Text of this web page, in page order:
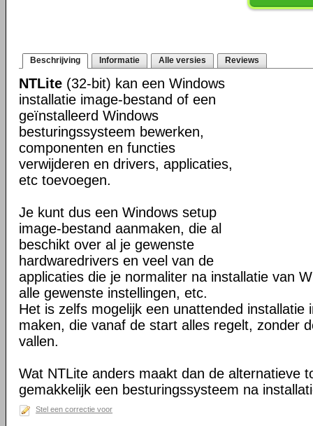
Beschrijving Informatie Alle versies Reviews
NTLite (32-bit) kan een Windows
installatie image-bestand of een
geïnstalleerd Windows
besturingssysteem bewerken,
componenten en functies
verwijderen en drivers, applicaties,
etc toevoegen.
Je kunt dus een Windows setup
image-bestand aanmaken, die al
beschikt over al je gewenste
hardwaredrivers en veel van de
applicaties die je normaliter na installatie van
alle gewenste instellingen, etc.
Het is zelfs mogelijk een unattended installatie
maken, die vanaf de start alles regelt, zonder
vallen.
Wat NTLite anders maakt dan de alternatieve
gemakkelijk een besturingssysteem na
Stel een correctie voor